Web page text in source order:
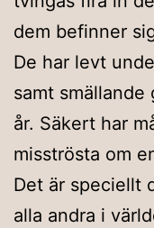
dem befinner
De har levt
samt
år. Säkert har
misströsta om
Det är speciellt
alla andra i